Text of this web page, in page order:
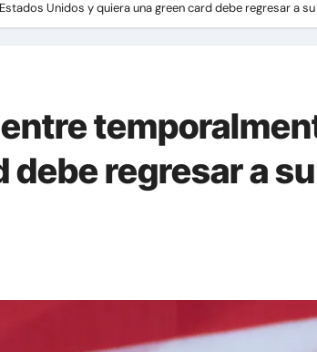
Unidos y quiera una green card debe regresar a
regresar a